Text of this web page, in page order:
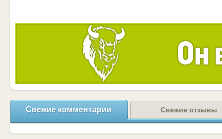
Свежие комментарии Свежие отзывы